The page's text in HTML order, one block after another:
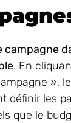
campagne
. En
»,
définir les
que le